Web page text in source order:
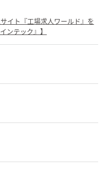
イト『工場求人ワールド』を
ンテック』】